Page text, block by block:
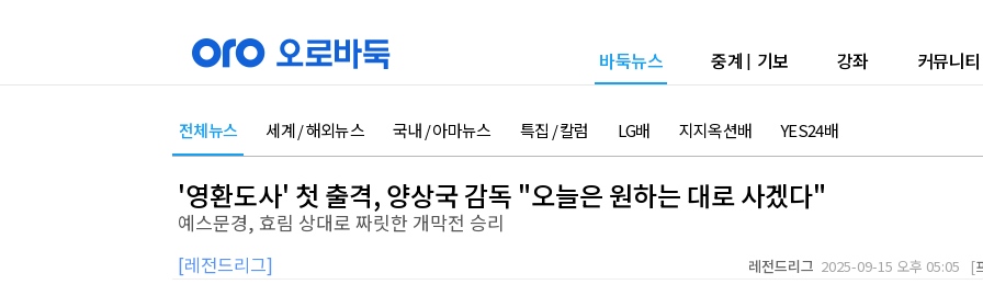
바둑뉴스 중계 | 기보 강좌 커뮤니티
전체뉴스 세계 / 해외뉴스 국내 / 아마뉴스 특집 / 칼럼 LG배 지지옥션배 YES24배
'영환도사' 첫 출격, 양상국 감독 "오늘은 원하는 대로 사겠다"
예스문경, 효림 상대로 짜릿한 개막전 승리
[레전드리그] 레전드리그 2025-09-15 오후 05:05 [